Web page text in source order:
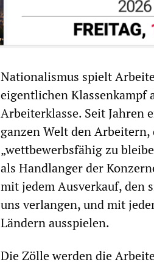
Nationalismus spielt
eigentlichen Klassenkampf
Arbeiterklasse. Seit Jahren
ganzen Welt den
„wettbewerbsfähig zu
als Handlanger der
mit jedem Ausverkauf, den
uns verlangen, und mit
Ländern ausspielen.
Die Zölle werden die